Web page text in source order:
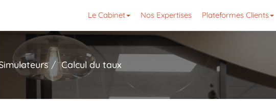
Le Cabinet Nos Expertises Plateformes Clients
Calcul du taux